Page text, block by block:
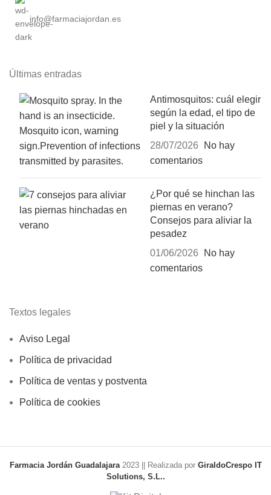
info@farmaciajordan.es
Últimas entradas
Antimosquitos: cuál elegir
según la edad, el tipo de
piel y la situación
28/07/2026
No hay
comentarios
¿Por qué se hinchan las
piernas en verano?
Consejos para aliviar la
pesadez
01/06/2026
No hay
comentarios
Textos legales
Aviso Legal
Política de privacidad
Política de ventas y postventa
Política de cookies
Farmacia Jordán Guadalajara 2023 || Realizada por GiraldoCrespo IT
Solutions, S.L..